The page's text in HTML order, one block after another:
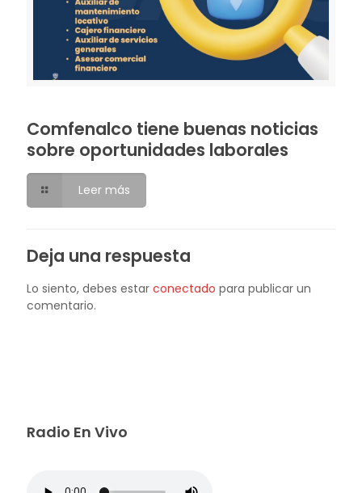
Comfenalco tiene buenas noticias
sobre oportunidades laborales
Leer más
Deja una respuesta
Lo siento, debes estar conectado para publicar un
comentario.
Radio En Vivo